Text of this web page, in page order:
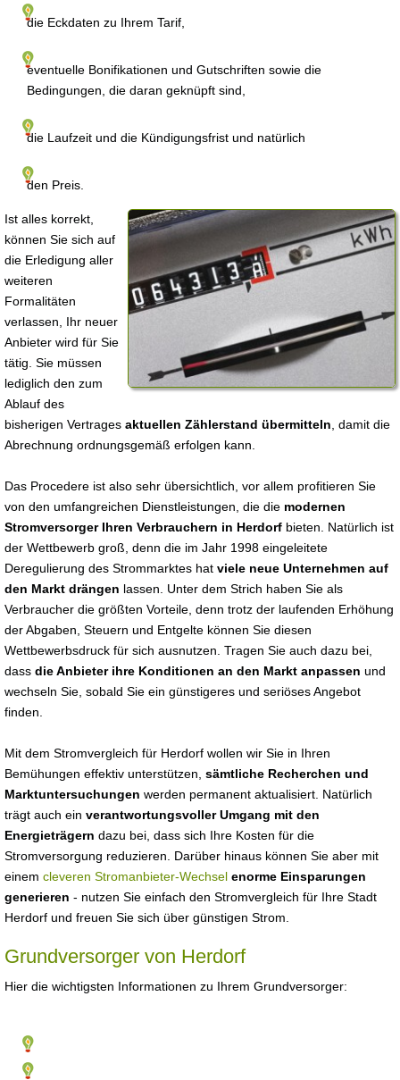
die Eckdaten zu Ihrem Tarif,
eventuelle Bonifikationen und Gutschriften sowie die
Bedingungen, die daran geknüpft sind,
die Laufzeit und die Kündigungsfrist und natürlich
den Preis.
Ist alles korrekt,
können Sie sich auf
die Erledigung aller
weiteren
Formalitäten
verlassen, Ihr neuer
Anbieter wird für Sie
tätig. Sie müssen
lediglich den zum
Ablauf des
bisherigen Vertrages aktuellen Zählerstand übermitteln , damit die
Abrechnung ordnungsgemäß erfolgen kann.
Das Procedere ist also sehr übersichtlich, vor allem profitieren Sie
von den umfangreichen Dienstleistungen, die die modernen
Stromversorger Ihren Verbrauchern in Herdorf bieten. Natürlich ist
der Wettbewerb groß, denn die im Jahr 1998 eingeleitete
Deregulierung des Strommarktes hat viele neue Unternehmen auf
den Markt drängen lassen. Unter dem Strich haben Sie als
Verbraucher die größten Vorteile, denn trotz der laufenden Erhöhung
der Abgaben, Steuern und Entgelte können Sie diesen
Wettbewerbsdruck für sich ausnutzen. Tragen Sie auch dazu bei,
dass die Anbieter ihre Konditionen an den Markt anpassen und
wechseln Sie, sobald Sie ein günstigeres und seriöses Angebot
finden.
Mit dem Stromvergleich für Herdorf wollen wir Sie in Ihren
Bemühungen effektiv unterstützen, sämtliche Recherchen und
Marktuntersuchungen werden permanent aktualisiert. Natürlich
trägt auch ein verantwortungsvoller Umgang mit den
Energieträgern dazu bei, dass sich Ihre Kosten für die
Stromversorgung reduzieren. Darüber hinaus können Sie aber mit
einem cleveren Stromanbieter-Wechsel enorme Einsparungen
generieren - nutzen Sie einfach den Stromvergleich für Ihre Stadt
Herdorf und freuen Sie sich über günstigen Strom.
Grundversorger von Herdorf
Hier die wichtigsten Informationen zu Ihrem Grundversorger: